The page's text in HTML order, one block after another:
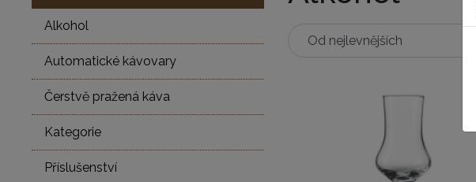
Alkohol
Automatické kávovary
Čerstvě pražená káva
Kategorie
Příslušenství